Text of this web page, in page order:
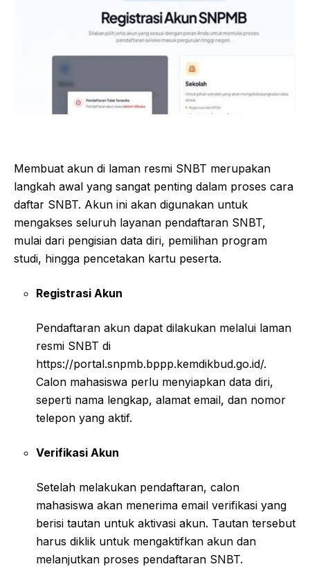
Membuat akun di laman resmi SNBT merupakan
langkah awal yang sangat penting dalam proses cara
daftar SNBT. Akun ini akan digunakan untuk
mengakses seluruh layanan pendaftaran SNBT,
mulai dari pengisian data diri, pemilihan program
studi, hingga pencetakan kartu peserta.
Registrasi Akun
Pendaftaran akun dapat dilakukan melalui laman
resmi SNBT di
https://portal.snpmb.bppp.kemdikbud.go.id/.
Calon mahasiswa perlu menyiapkan data diri,
seperti nama lengkap, alamat email, dan nomor
telepon yang aktif.
Verifikasi Akun
Setelah melakukan pendaftaran, calon
mahasiswa akan menerima email verifikasi yang
berisi tautan untuk aktivasi akun. Tautan tersebut
harus diklik untuk mengaktifkan akun dan
melanjutkan proses pendaftaran SNBT.